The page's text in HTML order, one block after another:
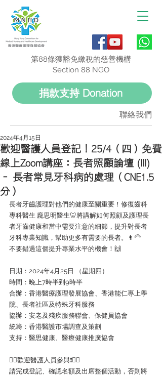
聯絡我們
捐款支持 Donation
第88條獲豁免繳稅的慈善機構
Section 88 NGO
歡迎醫護人員登記！25/4（四）免費
線上Zoom講座：長者照顧論壇 (III)
– 長者常見牙科病的處理（CNE1.5
分）
2024年4月15日
長者牙齒護理對他們的健康至關重要！修復齒科
專科醫生 龐思明醫生🦷將講解如何照顧及護理長
者牙齒健康和當中需要注意的細節，提升對長者
牙科專業知識，幫助更多有需要的長者。👨‍🦳
不要錯過這個提升專業水平的機會！🙌
日期：2024年4月25日 （星期四）
時間：晚上7時半到9時半
合辦：香港醫療護理發展協會、香港能仁專上學
院、長者社區及特殊牙科服務
協辦：安老及殘疾服務聯會、保健員協會
統籌：香港醫護市場調查及策劃
支持：醫思健康、醫療健康推廣協會
🧑‍⚕歡迎醫護人員參與❗👩‍⚕
請完成登記、確認名額及出席整個活動，否則將